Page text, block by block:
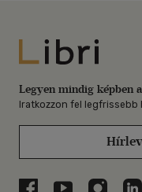
Libri
Legyen mindig képben
Iratkozzon fel legfrissebb
Libri a Facebookon
Libri aLibri